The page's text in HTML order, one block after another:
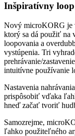
Inšpiratívny
Nový microKORG je
ktorý sa dá použiť na
loopovania a
vystúpenia. Tri
prehrávanie/
intuitívne používanie
Nastavenia
prispôsobiť vďaka
hneď začať tvoriť
Samozrejme,
ľahko použiteľného